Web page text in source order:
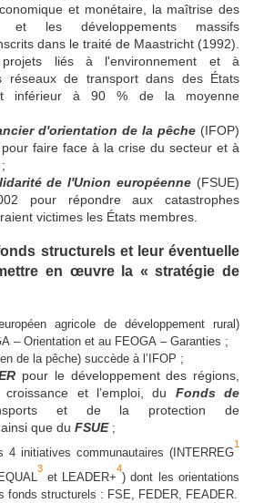
et monétaire, la maîtrise des
et les développements massifs
dans le traité de Maastricht (1992).
liés à l'environnement et à
réseaux de transport dans des États
inférieur à 90 % de la moyenne
d'orientation de la pêche (IFOP)
faire face à la crise du secteur et à
de l'Union européenne (FSUE)
pour répondre aux catastrophes
victimes les États membres.
structurels et leur éventuelle
en œuvre la « stratégie de
agricole de développement rural)
– Orientation et au FEOGA – Garanties ;
de la pêche) succède à l’IFOP ;
pour le développement des régions,
et l’emploi, du Fonds de
et de la protection de
que du FSUE;
4 initiatives communautaires (INTERREG
1
3
et LEADER+
4
) dont les orientations
fonds structurels : FSE, FEDER, FEADER.